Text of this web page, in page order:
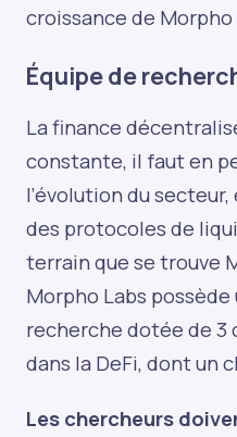
croissance de Morpho
Équipe de
La finance
constante, il faut en
l’évolution du
des protocoles de
terrain que se trouve
Morpho Labs
recherche dotée de 3
dans la DeFi, dont un
Les chercheurs